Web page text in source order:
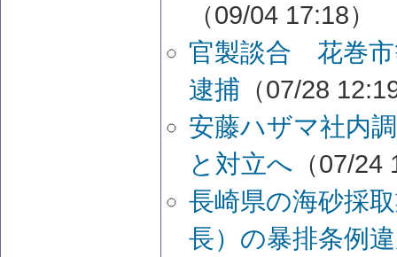
（09/04 17:18）
官製談合 花巻
逮捕 （07/28
安藤ハザマ社内
と対立へ （07/
長崎県の海砂採
長）の暴排条例